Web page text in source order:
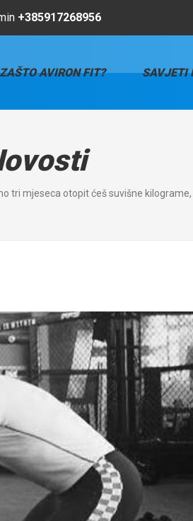
+385917268956
AVIRON FIT? SAVJETI
tri mjeseca otopit ćeš suvišne